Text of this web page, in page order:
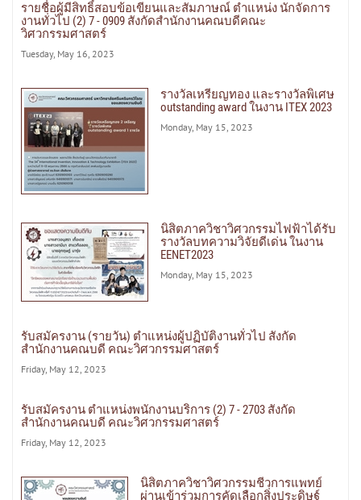
รายชื่อผู้มีสิทธิ์สอบข้อเขียนและสัมภาษณ์ ตำแหน่ง นักจัดการ
งานทั่วไป (2) 7 - 0909 สังกัดสำนักงานคณบดีคณะ
วิศวกรรมศาสตร์
Tuesday, May 16, 2023
รางวัลเหรียญทอง และรางวัลพิเศษ
outstanding award ในงาน ITEX 2023
Monday, May 15, 2023
นิสิตภาควิชาวิศวกรรมไฟฟ้าได้รับ
รางวัลบทความวิจัยดีเด่น ในงาน
EENET2023
Monday, May 15, 2023
รับสมัครงาน (รายวัน) ตำแหน่งผู้ปฏิบัติงานทั่วไป สังกัด
สำนักงานคณบดี คณะวิศวกรรมศาสตร์
Friday, May 12, 2023
รับสมัครงาน ตำแหน่งพนักงานบริการ (2) 7 - 2703 สังกัด
สำนักงานคณบดี คณะวิศวกรรมศาสตร์
Friday, May 12, 2023
นิสิตภาควิชาวิศวกรรมชีวการแพทย์
ผ่านเข้าร่วมการคัดเลือกสิ่งประดิษฐ์